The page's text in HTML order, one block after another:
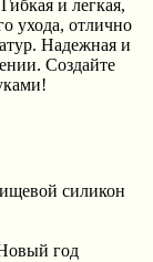
и легкая,
ухода, отлично
Надежная и
Создайте
силикон
год